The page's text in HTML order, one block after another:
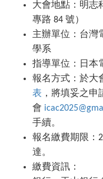
大會地點：明志
專路 84 號）
主辦單位：台灣
學系
指導單位：日本
報名方式：於大
表 ，將填妥之申
會
手續。
報名繳費期限：
達。
繳費資訊：